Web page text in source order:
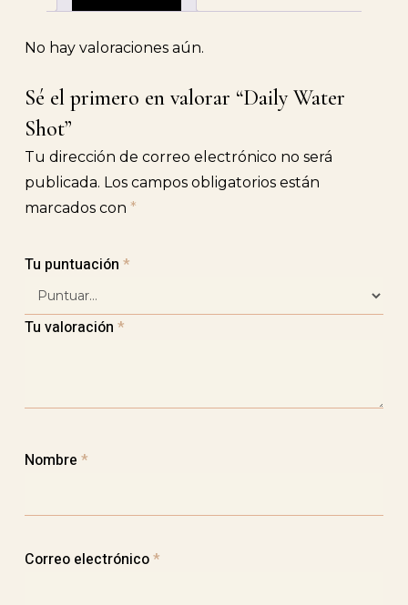
No hay valoraciones aún.
Sé el primero en valorar “Daily Water
Shot”
Tu dirección de correo electrónico no será
publicada. Los campos obligatorios están
marcados con *
Tu puntuación *
Tu valoración *
Nombre *
Correo electrónico*